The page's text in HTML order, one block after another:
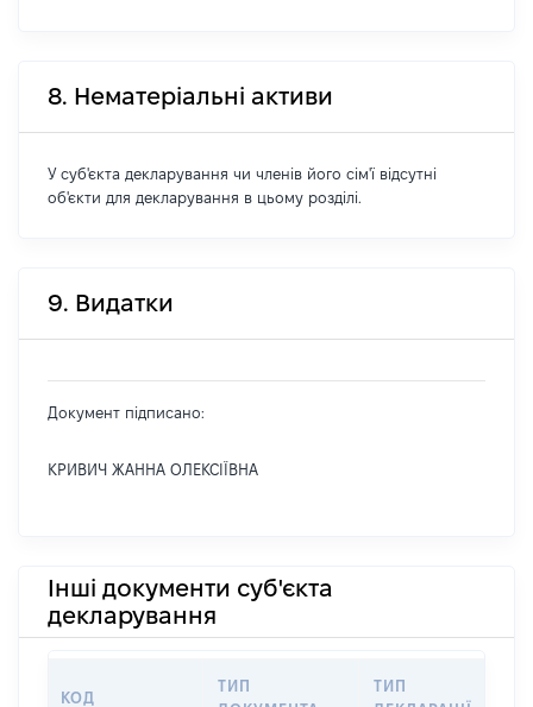
8. Нематеріальні активи
У суб'єкта декларування чи членів його сім'ї відсутні
об'єкти для декларування в цьому розділі.
9. Видатки
Документ підписано:
КРИВИЧ ЖАННА ОЛЕКСІЇВНА
Інші документи суб'єкта
декларування
КОД
ТИП
ТИП